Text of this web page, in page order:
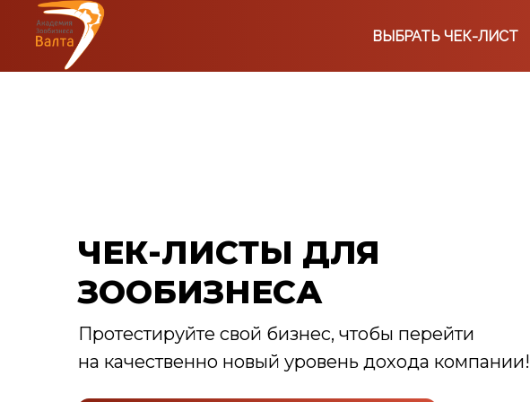
ВЫБРАТЬ ЧЕК-ЛИСТ
ЧЕК-ЛИСТЫ ДЛЯ
ЗООБИЗНЕСА
Протестируйте свой бизнес, чтобы перейти
на качественно новый уровень дохода компании!